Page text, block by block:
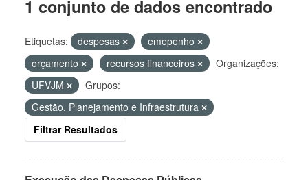
1 conjunto de dados encontrado
Etiquetas: despesas
emepenho
orçamento
recursos financeiros
Organizações:
UFVJM
Grupos:
Gestão, Planejamento e Infraestrutura
Filtrar Resultados